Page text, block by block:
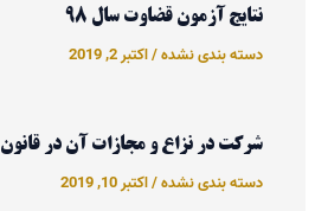
نتایج آزمون قضاوت سال 98
دسته بندی نشده/اکتبر 2, 2019
شرکت در نزاع و مجازات آن در قانون
دسته بندی نشده/اکتبر 10, 2019